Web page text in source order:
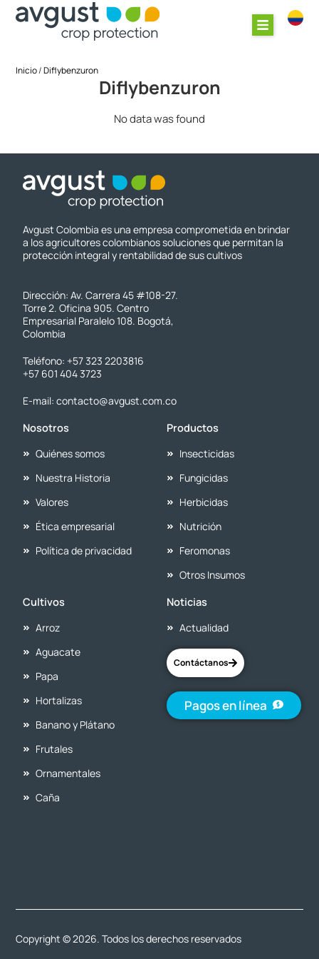
Inicio/Diflybenzuron
Diflybenzuron
No data was found
Avgust Colombia es una empresa comprometida en brindar
a los agricultores colombianos soluciones que permitan la
protección integral y rentabilidad de sus cultivos
Dirección: Av. Carrera 45 #108-27.
Torre 2. Oficina 905. Centro
Empresarial Paralelo 108. Bogotá,
Colombia
Teléfono: +57 323 2203816
+57 601 404 3723
E-mail: contacto@avgust.com.co
Nosotros
Quiénes somos
Nuestra Historia
Valores
Ética empresarial
Política de privacidad
Productos
Insecticidas
Fungicidas
Herbicidas
Nutrición
Feromonas
Otros Insumos
Cultivos
Arroz
Aguacate
Papa
Hortalizas
Banano y Plátano
Frutales
Ornamentales
Caña
Noticias
Actualidad
Contáctanos
Pagos en línea
Copyright © 2026. Todos los derechos reservados